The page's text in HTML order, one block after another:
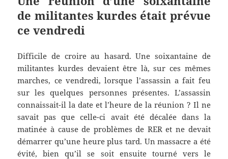
de militantes kurdes était prévue
ce vendredi
Difficile de croire au hasard. Une soixantaine de
militantes kurdes devaient être là, sur ces mêmes
marches, ce vendredi, lorsque l’assassin a fait feu
sur les quelques personnes présentes. L’assassin
connaissait-il la date et l’heure de la réunion ? Il ne
savait pas que celle-ci avait été décalée dans la
matinée à cause de problèmes de RER et ne devait
démarrer qu’une heure plus tard. Un massacre a été
évité, bien qu’il se soit ensuite tourné vers le